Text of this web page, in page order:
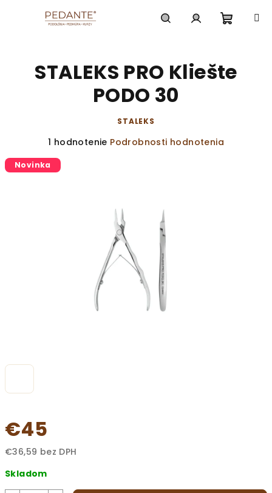
košík
€45
€36,59 bez DPH
cena:
Skladom
STALEKS PRO Kliešte
PODO 30
STALEKS
Priemerné
produktu
1 hodnotenie Podrobnosti hodnotenia
Novinka